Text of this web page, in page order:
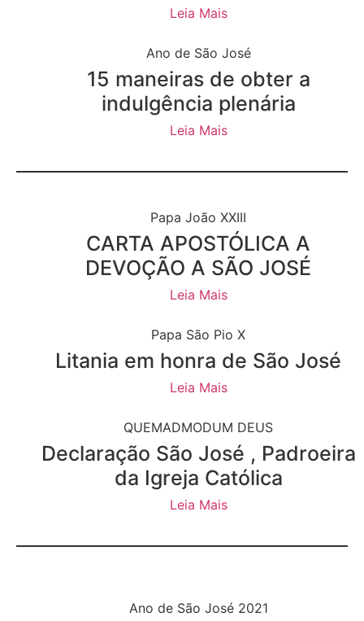
Leia Mais
Ano de São José
15 maneiras de obter a
indulgência plenária
Leia Mais
Papa João XXIII
CARTA APOSTÓLICA A
DEVOÇÃO A SÃO JOSÉ
Leia Mais
Papa São Pio X
Litania em honra de São José
Leia Mais
QUEMADMODUM DEUS
Declaração São José , Padroeira
da Igreja Católica
Leia Mais
Ano de São José 2021